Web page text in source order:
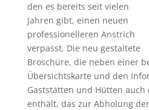
den es bereits seit vielen
Jahren gibt, einen neuen
professionelleren Anstrich
verpasst. Die neu gestaltete
Broschüre, die neben einer
Übersichtskarte und den
Gaststätten und Hütten auch
enthält, das zur Abholung